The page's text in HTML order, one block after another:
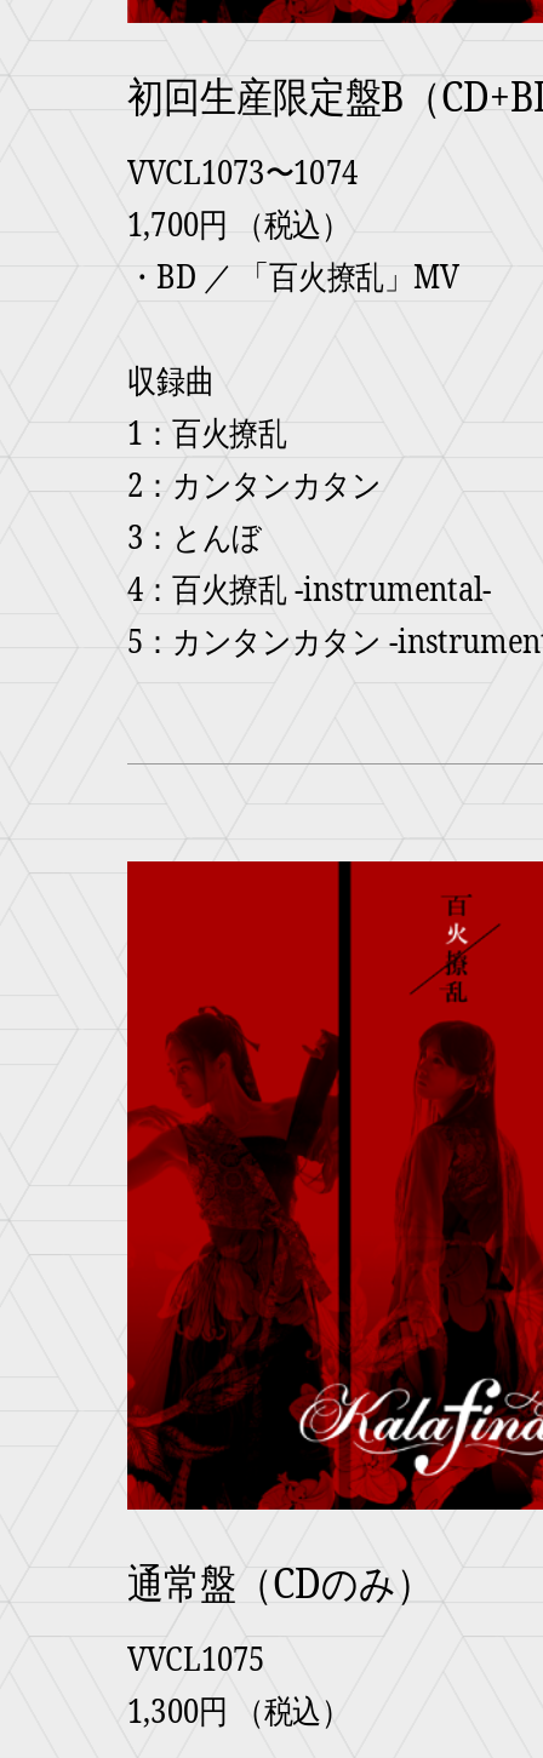
初回生産限定盤B（
VVCL1073〜1074
1,700円 （税込）
・BD ／ 「百火撩乱」MV
収録曲
1：百火撩乱
2：カンタンカタン
3：とんぼ
4：百火撩乱 -instrumental-
5：カンタンカタン -
通常盤（CDのみ）
VVCL1075
1,300円 （税込）